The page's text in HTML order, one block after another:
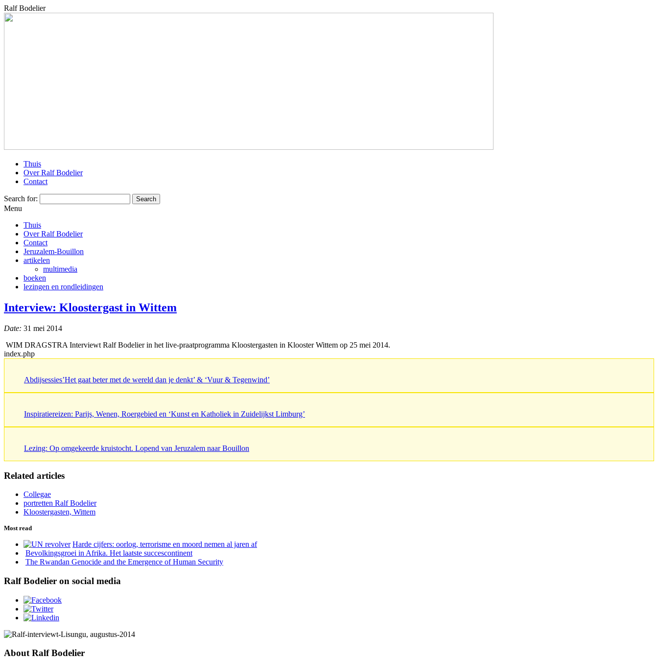
Ralf Bodelier
Thuis
Over Ralf Bodelier
Contact
Search for:
Menu
Thuis
Over Ralf Bodelier
Contact
Jeruzalem-Bouillon
artikelen
multimedia
boeken
lezingen en rondleidingen
Interview: Kloostergast in Wittem
Date: 31 mei 2014
WIM DRAGSTRA Interviewt Ralf Bodelier in het live-praatprogramma Kloostergasten in Klooster Wittem op 25 mei 2014.
index.php
Abdijsessies’Het gaat beter met de wereld dan je denkt’ & ‘Vuur & Tegenwind’
Inspiratiereizen: Parijs, Wenen, Roergebied en ‘Kunst en Katholiek in Zuidelijkst Limburg’
Lezing: Op omgekeerde kruistocht. Lopend van Jeruzalem naar Bouillon
Related articles
Collegae
portretten Ralf Bodelier
Kloostergasten, Wittem
Most read
Harde cijfers: oorlog, terrorisme en moord nemen al jaren af
Bevolkingsgroei in Afrika. Het laatste succescontinent
The Rwandan Genocide and the Emergence of Human Security
Ralf Bodelier on social media
About Ralf Bodelier